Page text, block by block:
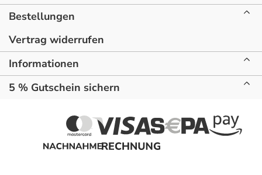
Bestellungen
Vertrag widerrufen
Informationen
5 % Gutschein sichern